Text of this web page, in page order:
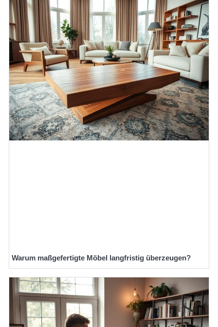
Warum maßgefertigte Möbel langfristig überzeugen?